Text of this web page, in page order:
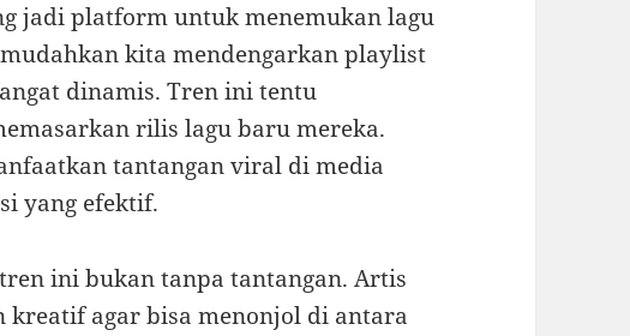
jadi platform untuk menemukan lagu
kita mendengarkan playlist
dinamis. Tren ini tentu
rilis lagu baru mereka.
tantangan viral di media
yang efektif.
ini bukan tanpa tantangan. Artis
kreatif agar bisa menonjol di antara